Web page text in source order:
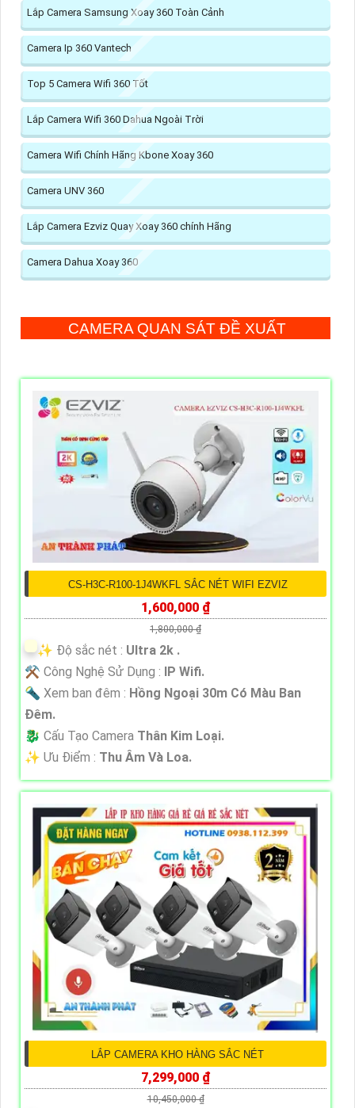
Lắp Camera Samsung Xoay 360 Toàn Cảnh
Camera Ip 360 Vantech
Top 5 Camera Wifi 360 Tốt
Lắp Camera Wifi 360 Dahua Ngoài Trời
Camera Wifi Chính Hãng Kbone Xoay 360
Camera UNV 360
Lắp Camera Ezviz Quay Xoay 360 chính Hãng
Camera Dahua Xoay 360
CAMERA QUAN SÁT ĐỀ XUẤT
CS-H3C-R100-1J4WKFL SẮC NÉT WIFI EZVIZ
1,600,000 ₫
1,800,000 ₫
✨ Độ sắc nét : Ultra 2k .
⚒ Công Nghệ Sử Dụng : IP Wifi.
🔦 Xem ban đêm : Hồng Ngoại 30m Có Màu Ban
Đêm.
🐉️ Cấu Tạo Camera Thân Kim Loại.
️✨ Ưu Điểm : Thu Âm Và Loa.
LẮP CAMERA KHO HÀNG SẮC NÉT
7,299,000 ₫
10,450,000 ₫